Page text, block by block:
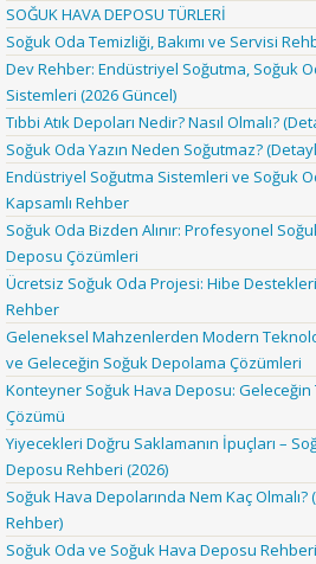
SOĞUK HAVA DEPOSU TÜRLERİ
Soğuk Oda Temizliği, Bakımı ve Servisi
Dev Rehber: Endüstriyel Soğutma, Soğuk
Sistemleri (2026 Güncel)
Tıbbi Atık Depoları Nedir? Nasıl Olmalı?
Soğuk Oda Yazın Neden Soğutmaz?
Endüstriyel Soğutma Sistemleri ve Soğuk
Kapsamlı Rehber
Soğuk Oda Bizden Alınır: Profesyonel
Deposu Çözümleri
Ücretsiz Soğuk Oda Projesi: Hibe
Rehber
Geleneksel Mahzenlerden Modern
ve Geleceğin Soğuk Depolama Çözümleri
Konteyner Soğuk Hava Deposu: Geleceğin
Çözümü
Yiyecekleri Doğru Saklamanın İpuçları –
Deposu Rehberi (2026)
Soğuk Hava Depolarında Nem Kaç Olmalı?
Rehber)
Soğuk Oda ve Soğuk Hava Deposu